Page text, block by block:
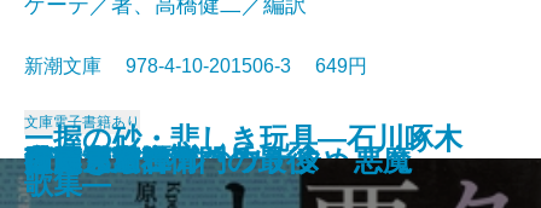
愛と死
絵のない絵本
田舎教師
変身
硝子戸の中
田園交響楽
倫敦塔・幻影の盾
光あるうち光の中を歩め
真理先生
ゲーテ格言集
ゲーテ／著、高橋健二／編訳
新潮文庫 978-4-10-201506-3 649円
文庫電子書籍あり
クロイツェル・ソナタ 悪魔
一握の砂・悲しき玩具―石川啄木
歌集―
行人
人間ぎらい
蒲団・重右衛門の最後
こころ
白鯨〔下〕
白鯨〔上〕
彼岸過迄
ぼく東綺譚